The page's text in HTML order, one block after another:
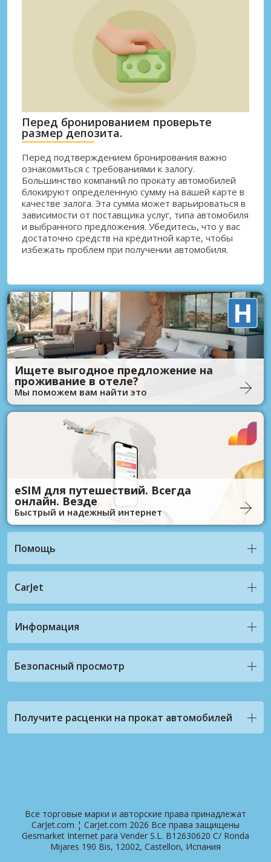
Перед бронированием проверьте
размер депозита.
Перед подтверждением бронирования важно
ознакомиться с требованиями к залогу.
Большинство компаний по прокату автомобилей
блокируют определенную сумму на вашей карте в
качестве залога. Эта сумма может варьироваться в
зависимости от поставщика услуг, типа автомобиля
и выбранного предложения. Убедитесь, что у вас
достаточно средств на кредитной карте, чтобы
избежать проблем при получении автомобиля.
Ищете выгодное предложение на
проживание в отеле?
Мы поможем вам найти это
eSIM для путешествий. Всегда
онлайн. Везде
Быстрый и надежный интернет
Помощь
CarJet
Информация
Безопасный просмотр
Получите расценки на прокат автомобилей
Все торговые марки и авторские права принадлежат
CarJet.com ¦ CarJet.com 2026 Все права защищены
Gesmarket Internet para Vender S.L. B12630620 C/ Ronda
Mijares 190 Bis, 12002, Castellon, Испания